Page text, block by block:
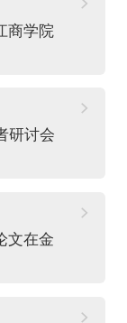
商学院
研讨会
文在金